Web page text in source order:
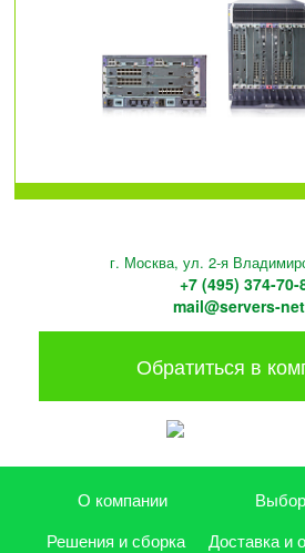
г. Москва, ул. 2-я
+7 (495) 374-70-
mail@servers-
Обратиться в
О компании
Решения и сборка
Доставка и